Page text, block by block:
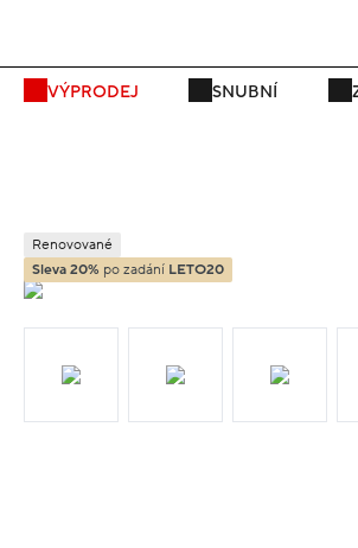
VÝPRODEJ SNUBNÍ
Renovované
Sleva 20% po zadání LETO20